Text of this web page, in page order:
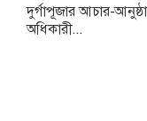
দুর্গাপূজার আচার-
অধিকারী...